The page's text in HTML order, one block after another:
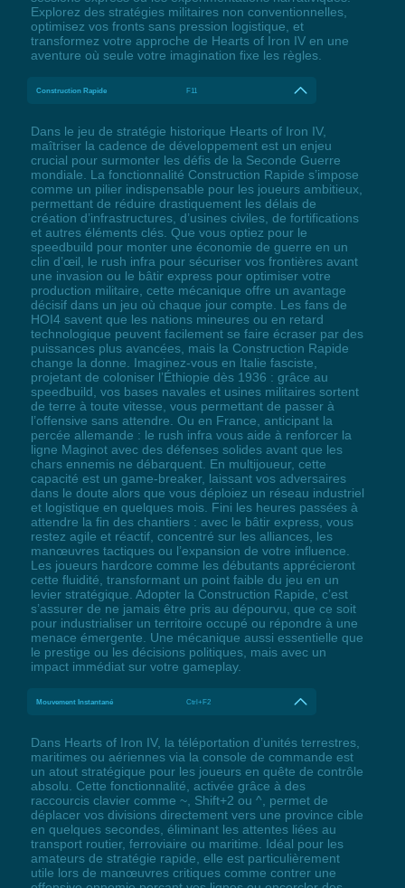
Explorez des stratégies militaires non conventionnelles,
optimisez vos fronts sans pression logistique, et
transformez votre approche de Hearts of Iron IV en une
aventure où seule votre imagination fixe les règles.
Construction Rapide F11
Dans le jeu de stratégie historique Hearts of Iron IV,
maîtriser la cadence de développement est un enjeu
crucial pour surmonter les défis de la Seconde Guerre
mondiale. La fonctionnalité Construction Rapide s’impose
comme un pilier indispensable pour les joueurs ambitieux,
permettant de réduire drastiquement les délais de
création d’infrastructures, d’usines civiles, de fortifications
et autres éléments clés. Que vous optiez pour le
speedbuild pour monter une économie de guerre en un
clin d’œil, le rush infra pour sécuriser vos frontières avant
une invasion ou le bâtir express pour optimiser votre
production militaire, cette mécanique offre un avantage
décisif dans un jeu où chaque jour compte. Les fans de
HOI4 savent que les nations mineures ou en retard
technologique peuvent facilement se faire écraser par des
puissances plus avancées, mais la Construction Rapide
change la donne. Imaginez-vous en Italie fasciste,
projetant de coloniser l’Éthiopie dès 1936 : grâce au
speedbuild, vos bases navales et usines militaires sortent
de terre à toute vitesse, vous permettant de passer à
l’offensive sans attendre. Ou en France, anticipant la
percée allemande : le rush infra vous aide à renforcer la
ligne Maginot avec des défenses solides avant que les
chars ennemis ne débarquent. En multijoueur, cette
capacité est un game-breaker, laissant vos adversaires
dans le doute alors que vous déploiez un réseau industriel
et logistique en quelques mois. Fini les heures passées à
attendre la fin des chantiers : avec le bâtir express, vous
restez agile et réactif, concentré sur les alliances, les
manœuvres tactiques ou l’expansion de votre influence.
Les joueurs hardcore comme les débutants apprécieront
cette fluidité, transformant un point faible du jeu en un
levier stratégique. Adopter la Construction Rapide, c’est
s’assurer de ne jamais être pris au dépourvu, que ce soit
pour industrialiser un territoire occupé ou répondre à une
menace émergente. Une mécanique aussi essentielle que
le prestige ou les décisions politiques, mais avec un
impact immédiat sur votre gameplay.
Mouvement Instantané Ctrl+F2
Dans Hearts of Iron IV, la téléportation d’unités terrestres,
maritimes ou aériennes via la console de commande est
un atout stratégique pour les joueurs en quête de contrôle
absolu. Cette fonctionnalité, activée grâce à des
raccourcis clavier comme ~, Shift+2 ou ^, permet de
déplacer vos divisions directement vers une province cible
en quelques secondes, éliminant les attentes liées au
transport routier, ferroviaire ou maritime. Idéal pour les
amateurs de stratégie rapide, elle est particulièrement
utile lors de manœuvres critiques comme contrer une